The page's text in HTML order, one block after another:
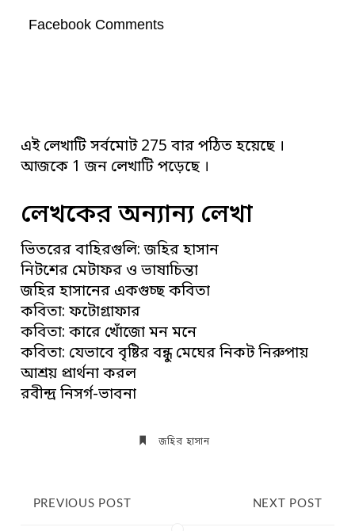
Facebook Comments
এই লেখাটি সর্বমোট 275 বার পঠিত হয়েছে ।
আজকে 1 জন লেখাটি পড়েছে ।
লেখকের অন্যান্য লেখা
ভিতরের বাহিরগুলি: জহির হাসান
নিটশের মেটাফর ও ভাষাচিন্তা
জহির হাসানের একগুচ্ছ কবিতা
কবিতা: ফটোগ্রাফার
কবিতা: কারে খোঁজো মন মনে
কবিতা: যেভাবে বৃষ্টির বন্ধু মেঘের নিকট নিরুপায়
আশ্রয় প্রার্থনা করল
রবীন্দ্র নিসর্গ-ভাবনা
জহির হাসান
PREVIOUS POST NEXT POST